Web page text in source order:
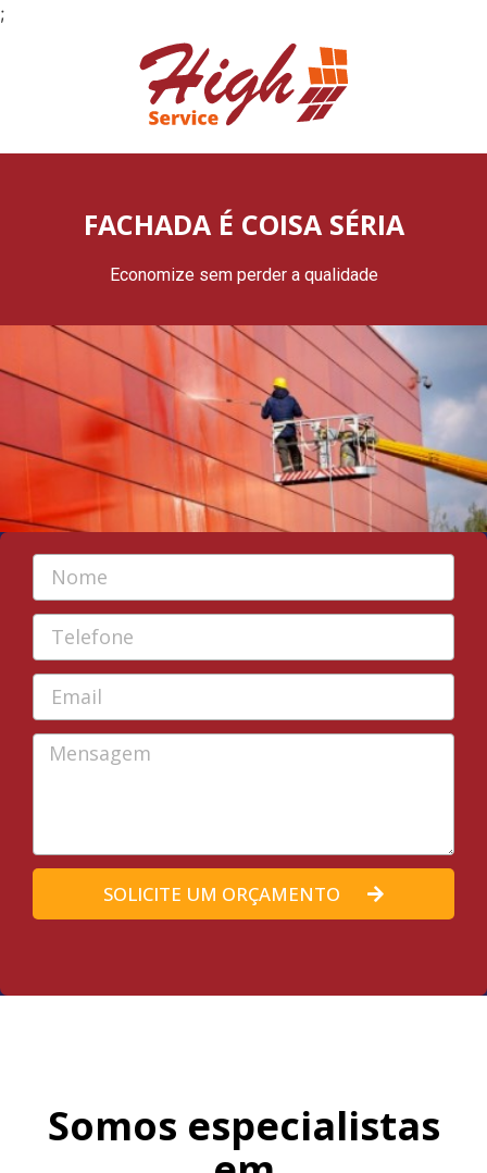
;
FACHADA É COISA SÉRIA
Economize sem perder a qualidade
SOLICITE UM ORÇAMENTO
Somos especialistas